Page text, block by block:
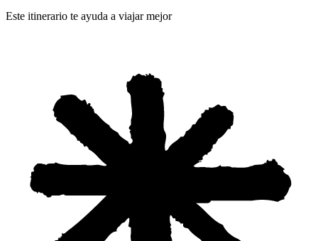
Este itinerario te ayuda a viajar mejor